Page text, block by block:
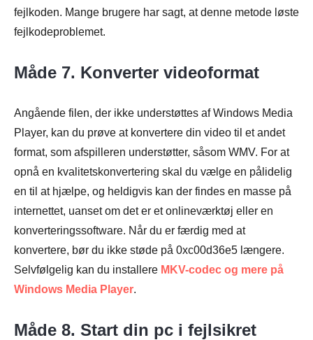
fejlkoden. Mange brugere har sagt, at denne metode løste
fejlkodeproblemet.
Måde 7. Konverter videoformat
Angående filen, der ikke understøttes af Windows Media
Player, kan du prøve at konvertere din video til et andet
format, som afspilleren understøtter, såsom WMV. For at
opnå en kvalitetskonvertering skal du vælge en pålidelig
en til at hjælpe, og heldigvis kan der findes en masse på
internettet, uanset om det er et onlineværktøj eller en
konverteringssoftware. Når du er færdig med at
konvertere, bør du ikke støde på 0xc00d36e5 længere.
Selvfølgelig kan du installere MKV-codec og mere på
Windows Media Player.
Måde 8. Start din pc i fejlsikret